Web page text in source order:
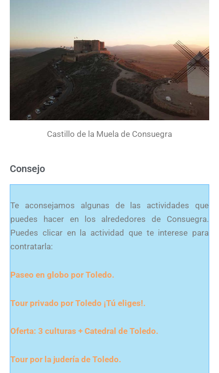
Castillo de la Muela de Consuegra
Consejo
Te aconsejamos algunas de las actividades que
puedes hacer en los alrededores de Consuegra.
Puedes clicar en la actividad que te interese para
contratarla:
Paseo en globo por Toledo.
Tour privado por Toledo ¡Tú eliges!.
Oferta: 3 culturas + Catedral de Toledo.
Tour por la judería de Toledo.